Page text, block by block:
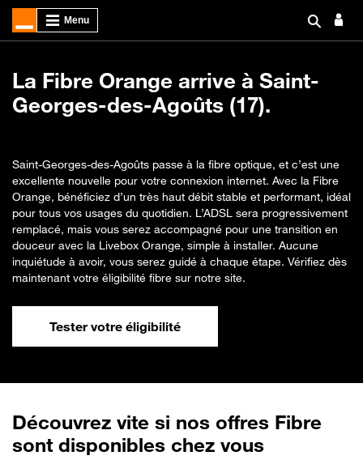
La Fibre Orange arrive à Saint-
Georges-des-Agoûts (17).
Saint-Georges-des-Agoûts passe à la fibre optique, et c’est une
excellente nouvelle pour votre connexion internet. Avec la Fibre
Orange, bénéficiez d’un très haut débit stable et performant, idéal
pour tous vos usages du quotidien. L’ADSL sera progressivement
remplacé, mais vous serez accompagné pour une transition en
douceur avec la Livebox Orange, simple à installer. Aucune
inquiétude à avoir, vous serez guidé à chaque étape. Vérifiez dès
maintenant votre éligibilité fibre sur notre site.
Tester votre éligibilité
Découvrez vite si nos offres Fibre
sont disponibles chez vous